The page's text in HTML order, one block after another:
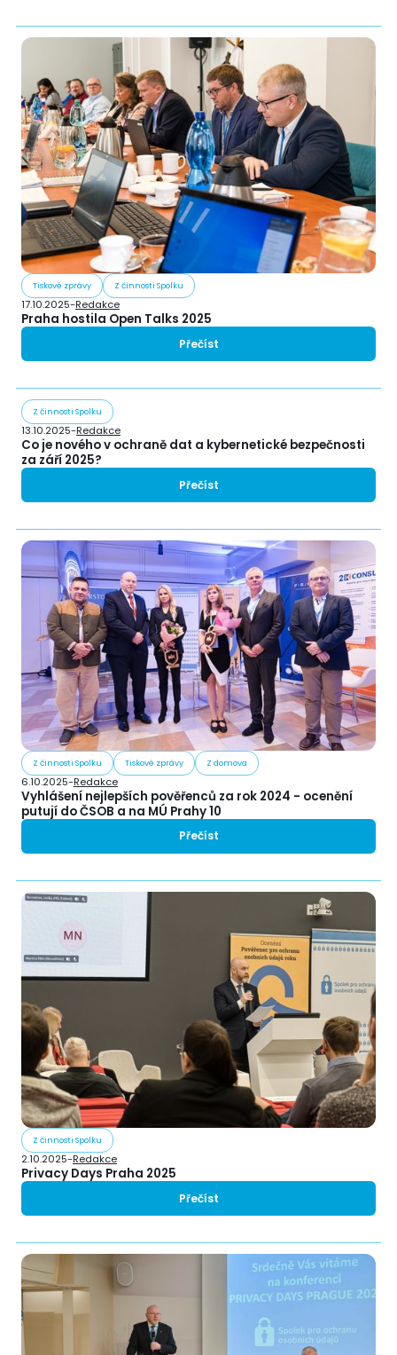
Tiskové zprávy Z činnosti Spolku
17.10.2025-Redakce
Praha hostila Open Talks 2025
Přečíst
Z činnosti Spolku
13.10.2025-Redakce
Co je nového v ochraně dat a kybernetické bezpečnosti
za září 2025?
Přečíst
Z činnosti Spolku Tiskové zprávy Z domova
6.10.2025-Redakce
Vyhlášení nejlepších pověřenců za rok 2024 - ocenění
putují do ČSOB a na MÚ Prahy 10
Přečíst
Z činnosti Spolku
2.10.2025-Redakce
Privacy Days Praha 2025
Přečíst